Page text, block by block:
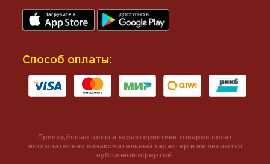
Способ оплаты:
Приведённые цены и характеристики товаров носят
исключительно ознакомительный характер и не являются
публичной офертой.